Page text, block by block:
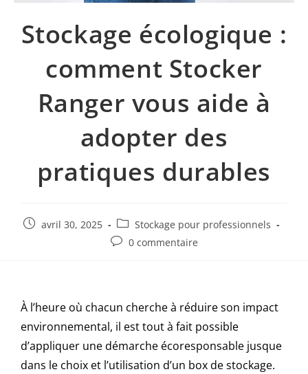
Stockage écologique :
comment Stocker
Ranger vous aide à
adopter des
pratiques durables
avril 30, 2025
Stockage pour professionnels
0 commentaire
À l’heure où chacun cherche à réduire son impact
environnemental, il est tout à fait possible
d’appliquer une démarche écoresponsable jusque
dans le choix et l’utilisation d’un box de stockage.